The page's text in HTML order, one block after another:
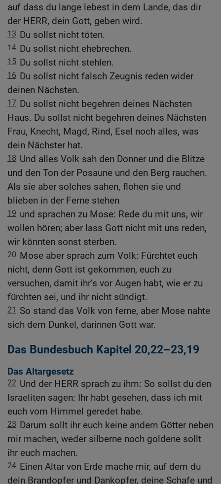
auf dass du lange lebest in dem Lande, das dir
der HERR, dein Gott, geben wird.
13 Du sollst nicht töten.
14 Du sollst nicht ehebrechen.
15 Du sollst nicht stehlen.
16 Du sollst nicht falsch Zeugnis reden wider
deinen Nächsten.
17 Du sollst nicht begehren deines Nächsten
Haus. Du sollst nicht begehren deines Nächsten
Frau, Knecht, Magd, Rind, Esel noch alles, was
dein Nächster hat.
18 Und alles Volk sah den Donner und die Blitze
und den Ton der Posaune und den Berg rauchen.
Als sie aber solches sahen, flohen sie und
blieben in der Ferne stehen
19 und sprachen zu Mose: Rede du mit uns, wir
wollen hören; aber lass Gott nicht mit uns reden,
wir könnten sonst sterben.
20 Mose aber sprach zum Volk: Fürchtet euch
nicht, denn Gott ist gekommen, euch zu
versuchen, damit ihr’s vor Augen habt, wie er zu
fürchten sei, und ihr nicht sündigt.
21
So stand das Volk von ferne, aber Mose nahte
sich dem Dunkel, darinnen Gott war.
Das Bundesbuch Kapitel 20,22–23,19
Das Altargesetz
22 Und der HERR sprach zu ihm: So sollst du den
Israeliten sagen: Ihr habt gesehen, dass ich mit
euch vom Himmel geredet habe.
23 Darum sollt ihr euch keine andern Götter neben
mir machen, weder silberne noch goldene sollt
ihr euch machen.
24 Einen Altar von Erde mache mir, auf dem du
dein Brandopfer und Dankopfer, deine Schafe und